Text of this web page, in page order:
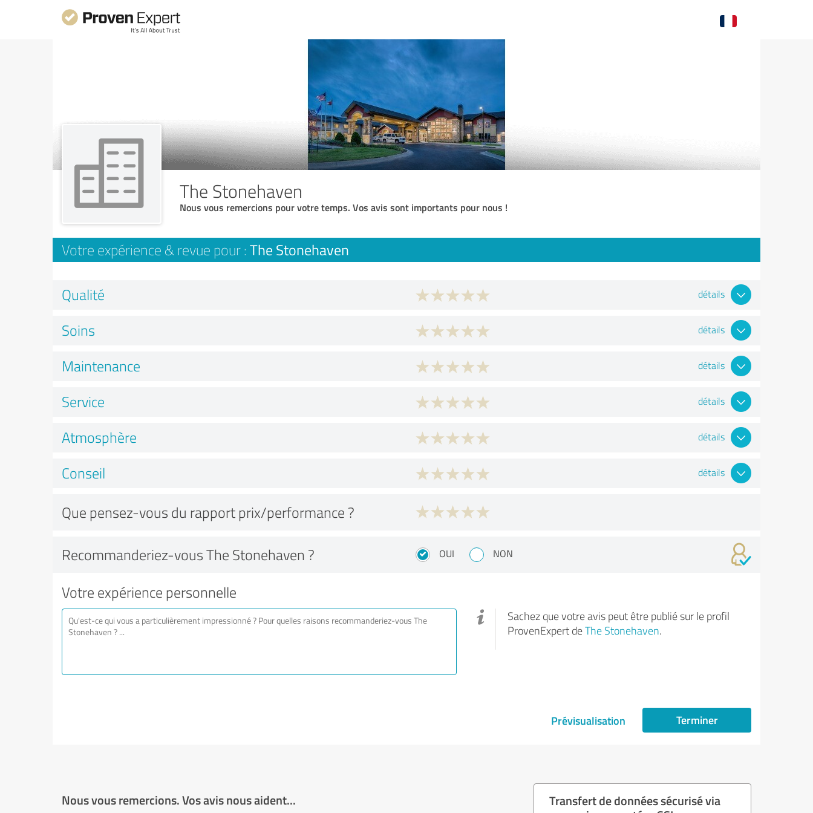
The Stonehaven
Nous vous remercions pour votre temps. Vos avis sont importants pour nous !
Votre expérience & revue pour : The Stonehaven
Qualité détails
Soins détails
Maintenance détails
Service détails
Atmosphère détails
Conseil détails
Que pensez-vous du rapport prix/performance ?
Recommanderiez-vous The Stonehaven ? OUI NON
Votre expérience personnelle
Sachez que votre avis peut être publié sur le profil
ProvenExpert deThe Stonehaven.
Prévisualisation Terminer
Nous vous remercions. Vos avis nous aident...
Transfert de données sécurisé via